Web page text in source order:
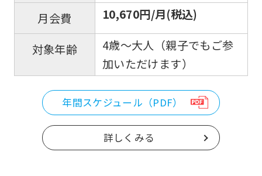
月会費
10,670円/月(税込)
対象年齢
4歳～大人（親子でもご参
加いただけます）
年間スケジュール（PDF）
詳しくみる